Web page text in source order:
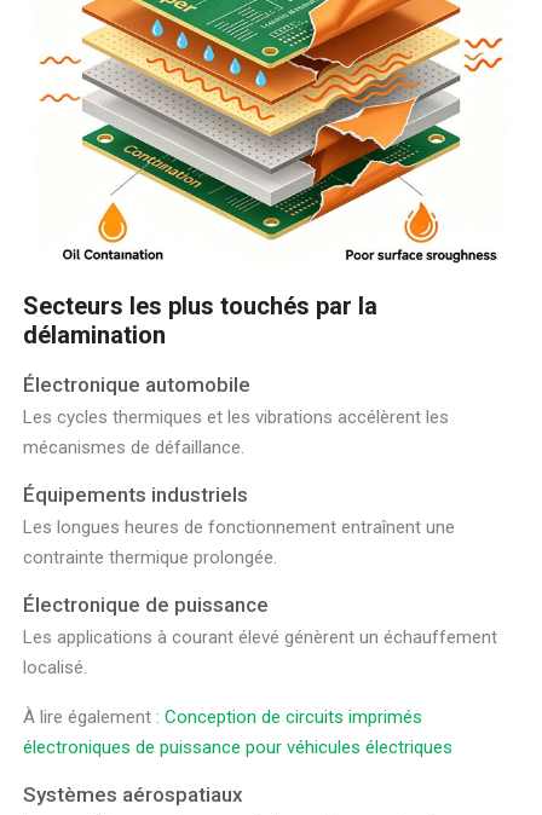
Secteurs les plus touchés par la
délamination
Électronique automobile
Les cycles thermiques et les vibrations accélèrent les
mécanismes de défaillance.
Équipements industriels
Les longues heures de fonctionnement entraînent une
contrainte thermique prolongée.
Électronique de puissance
Les applications à courant élevé génèrent un échauffement
localisé.
À lire également :Conception de circuits imprimés
électroniques de puissance pour véhicules électriques
Systèmes aérospatiaux